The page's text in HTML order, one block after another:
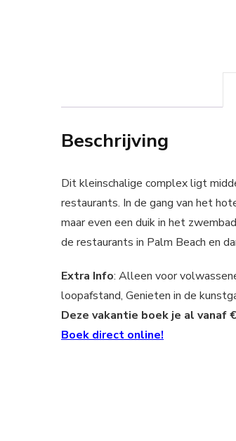
Beschrijving
Dit kleinschalige complex ligt
restaurants. In de gang van het
maar even een duik in het
de restaurants in Palm Beach en
Extra Info: Alleen voor
loopafstand, Genieten in de
Deze vakantie boek je al vanaf
Boek direct online!